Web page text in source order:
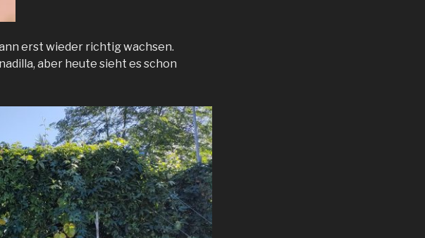
erst wieder richtig wachsen.
aber heute sieht es schon